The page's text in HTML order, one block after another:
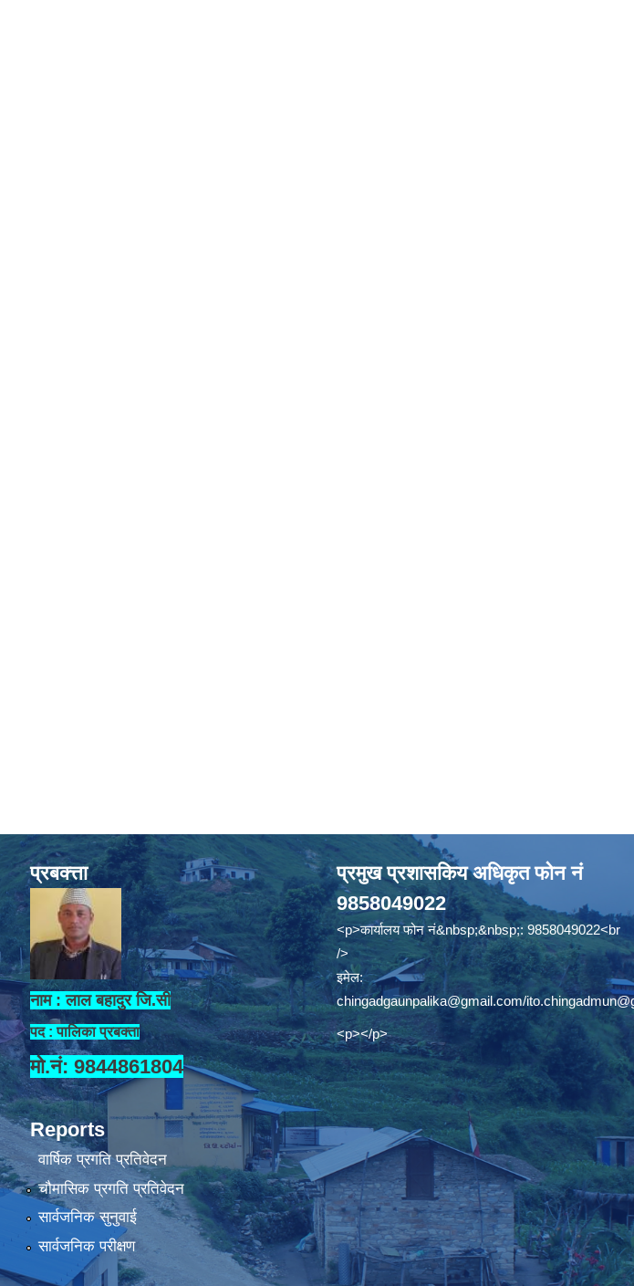
प्रबक्त्ता
नाम : लाल बहादुर जि.सी
पद : पालिका प्रबक्ता
मो.नं: 9844861804
Reports
वार्षिक प्रगति प्रतिवेदन
चौमासिक प्रगति प्रतिवेदन
सार्वजनिक सुनुवाई
सार्वजनिक परीक्षण
प्रमुख प्रशासकिय अधिकृत फोन नं
9858049022
<p>कार्यालय फोन नं&nbsp;&nbsp;: 9858049022<br
/>
इमेल:
chingadgaunpalika@gmail.com/
<p></p>